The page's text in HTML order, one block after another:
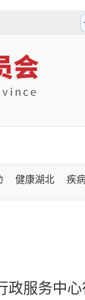
健康湖北 疾
服务中